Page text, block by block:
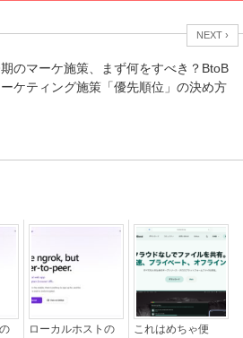
NEXT ›
のマーケ施策、まず何をすべき？BtoB
ケティング施策「優先順位」の決め方
ローカルホストの これはめちゃ便